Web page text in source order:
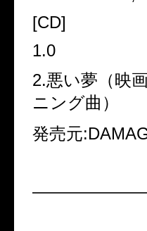
[CD]
1.0
2.悪い夢（映
ニング曲）
発売元